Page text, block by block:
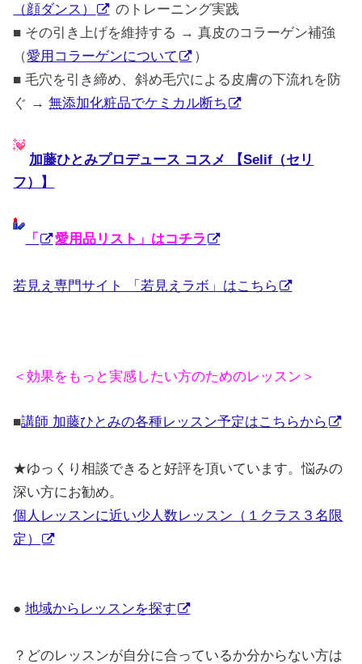
（顔ダンス）
のトレーニング実践
■ その引き上げを維持する → 真皮のコラーゲン補強
（愛用コラーゲンについて
）
■ 毛穴を引き締め、斜め毛穴による皮膚の下流れを防
ぐ →無添加化粧品でケミカル断ち
加藤ひとみプロデュース コスメ 【Selif（セリ
フ）】
「 愛用品リスト」はコチラ
若見え専門サイト 「若見えラボ」はこちら
＜効果をもっと実感したい方のためのレッスン＞
■講師 加藤ひとみの各種レッスン予定はこちらから
★ゆっくり相談できると好評を頂いています。悩みの
深い方にお勧め。
個人レッスンに近い少人数レッスン（１クラス３名限
定）
●地域からレッスンを探す
？どのレッスンが自分に合っているか分からない方は